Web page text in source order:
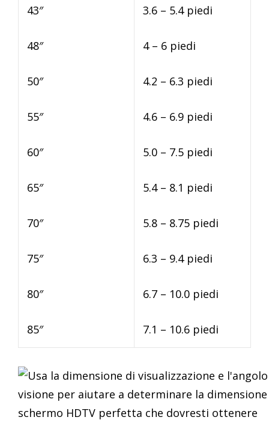
43″ 3.6 – 5.4 piedi
48″ 4 – 6 piedi
50″ 4.2 – 6.3 piedi
55″ 4.6 – 6.9 piedi
60″ 5.0 – 7.5 piedi
65″ 5.4 – 8.1 piedi
70″ 5.8 – 8.75 piedi
75″ 6.3 – 9.4 piedi
80″ 6.7 – 10.0 piedi
85″ 7.1 – 10.6 piedi